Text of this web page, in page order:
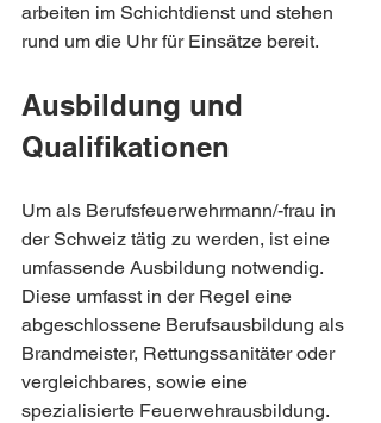
arbeiten im Schichtdienst und stehen
rund um die Uhr für Einsätze bereit.
Ausbildung und
Qualifikationen
Um als Berufsfeuerwehrmann/-frau in
der Schweiz tätig zu werden, ist eine
umfassende Ausbildung notwendig.
Diese umfasst in der Regel eine
abgeschlossene Berufsausbildung als
Brandmeister, Rettungssanitäter oder
vergleichbares, sowie eine
spezialisierte Feuerwehrausbildung.